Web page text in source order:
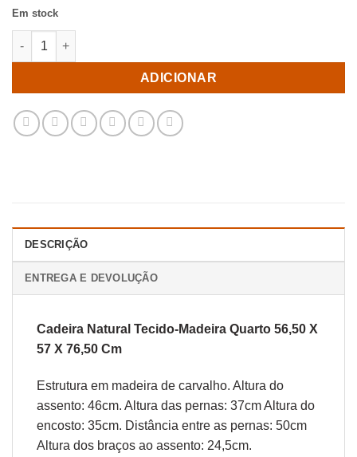
Em stock
Quantidade de Cadeira Natural Tecido-Madeira Quarto 56,50 X
ADICIONAR
DESCRIÇÃO
ENTREGA E DEVOLUÇÃO
Cadeira Natural Tecido-Madeira Quarto 56,50 X
57 X 76,50 Cm
Estrutura em madeira de carvalho. Altura do
assento: 46cm. Altura das pernas: 37cm Altura do
encosto: 35cm. Distância entre as pernas: 50cm
Altura dos braços ao assento: 24,5cm.